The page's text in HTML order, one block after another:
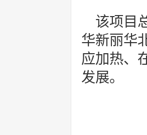
该项目
华新丽华
应加热、
发展。